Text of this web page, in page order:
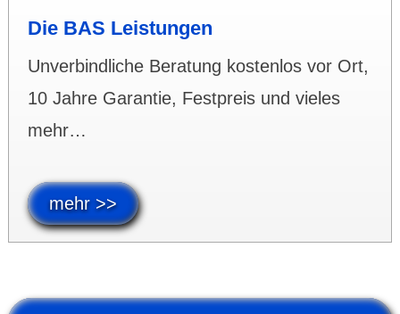
Die BAS Leistungen
Unverbindliche Beratung kostenlos vor Ort,
10 Jahre Garantie, Festpreis und vieles
mehr…
mehr >>